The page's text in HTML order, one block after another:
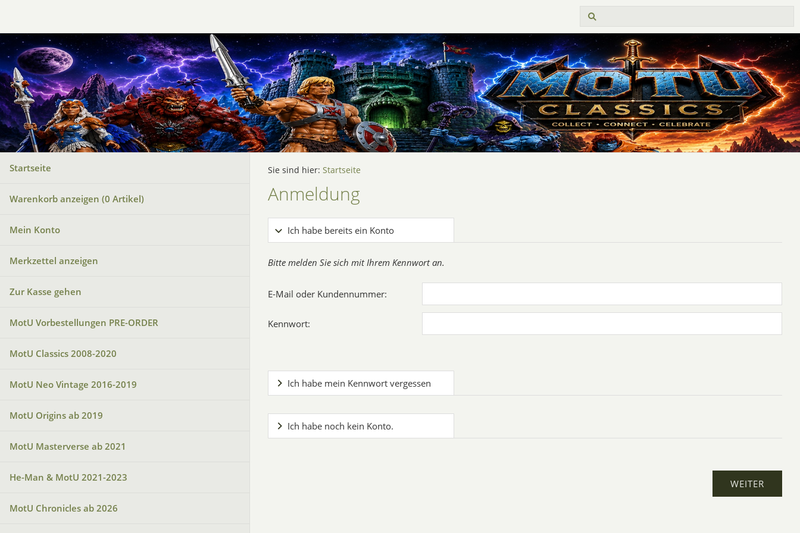
Startseite
Warenkorb anzeigen (0 Artikel)
Mein Konto
Merkzettel anzeigen
Zur Kasse gehen
MotU Vorbestellungen PRE-ORDER
MotU Classics 2008-2020
MotU Neo Vintage 2016-2019
MotU Origins ab 2019
MotU Masterverse ab 2021
He-Man & MotU 2021-2023
MotU Chronicles ab 2026
Sie sind hier: Startseite
Anmeldung
Ich habe bereits ein Konto
Bitte melden Sie sich mit Ihrem Kennwort an.
E-Mail oder Kundennummer:
Kennwort:
Ich habe mein Kennwort vergessen
Ich habe noch kein Konto.